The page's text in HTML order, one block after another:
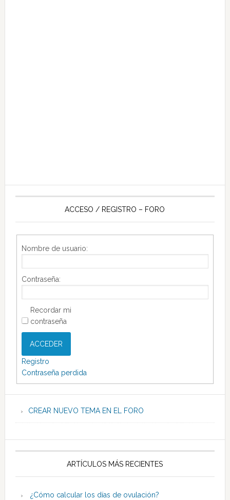
ACCESO / REGISTRO – FORO
Nombre de usuario:
Contraseña:
Recordar mi
contraseña
ACCEDER
Registro
Contraseña perdida
CREAR NUEVO TEMA EN EL FORO
ARTÍCULOS MÁS RECIENTES
¿Cómo calcular los días de ovulación?